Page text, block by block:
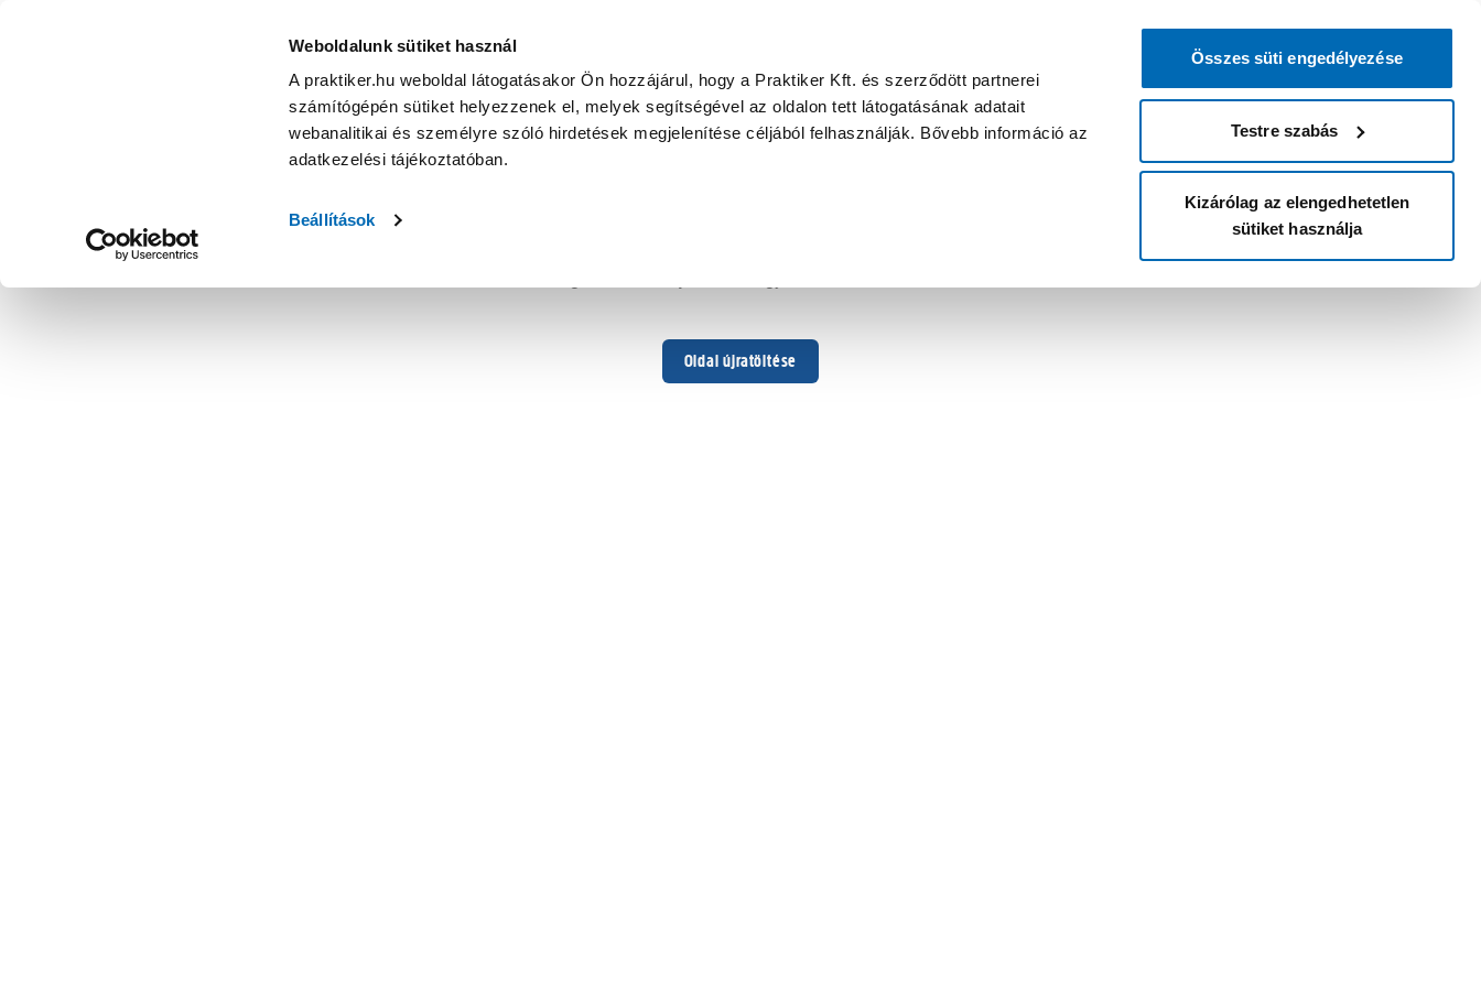
Weboldalunk sütiket használ
A praktiker.hu weboldal látogatásakor Ön hozzájárul, hogy a Praktiker Kft. és szerződött partnerei
számítógépén sütiket helyezzenek el, melyek segítségével az oldalon tett látogatásának adatait
webanalitikai és személyre szóló hirdetések megjelenítése céljából felhasználják. Bővebb információ az
adatkezelési tájékoztatóban.
Beállítások
Összes süti engedélyezése
Testre szabás
Kizárólag az elengedhetetlen
sütiket használja
Oldal újratöltése